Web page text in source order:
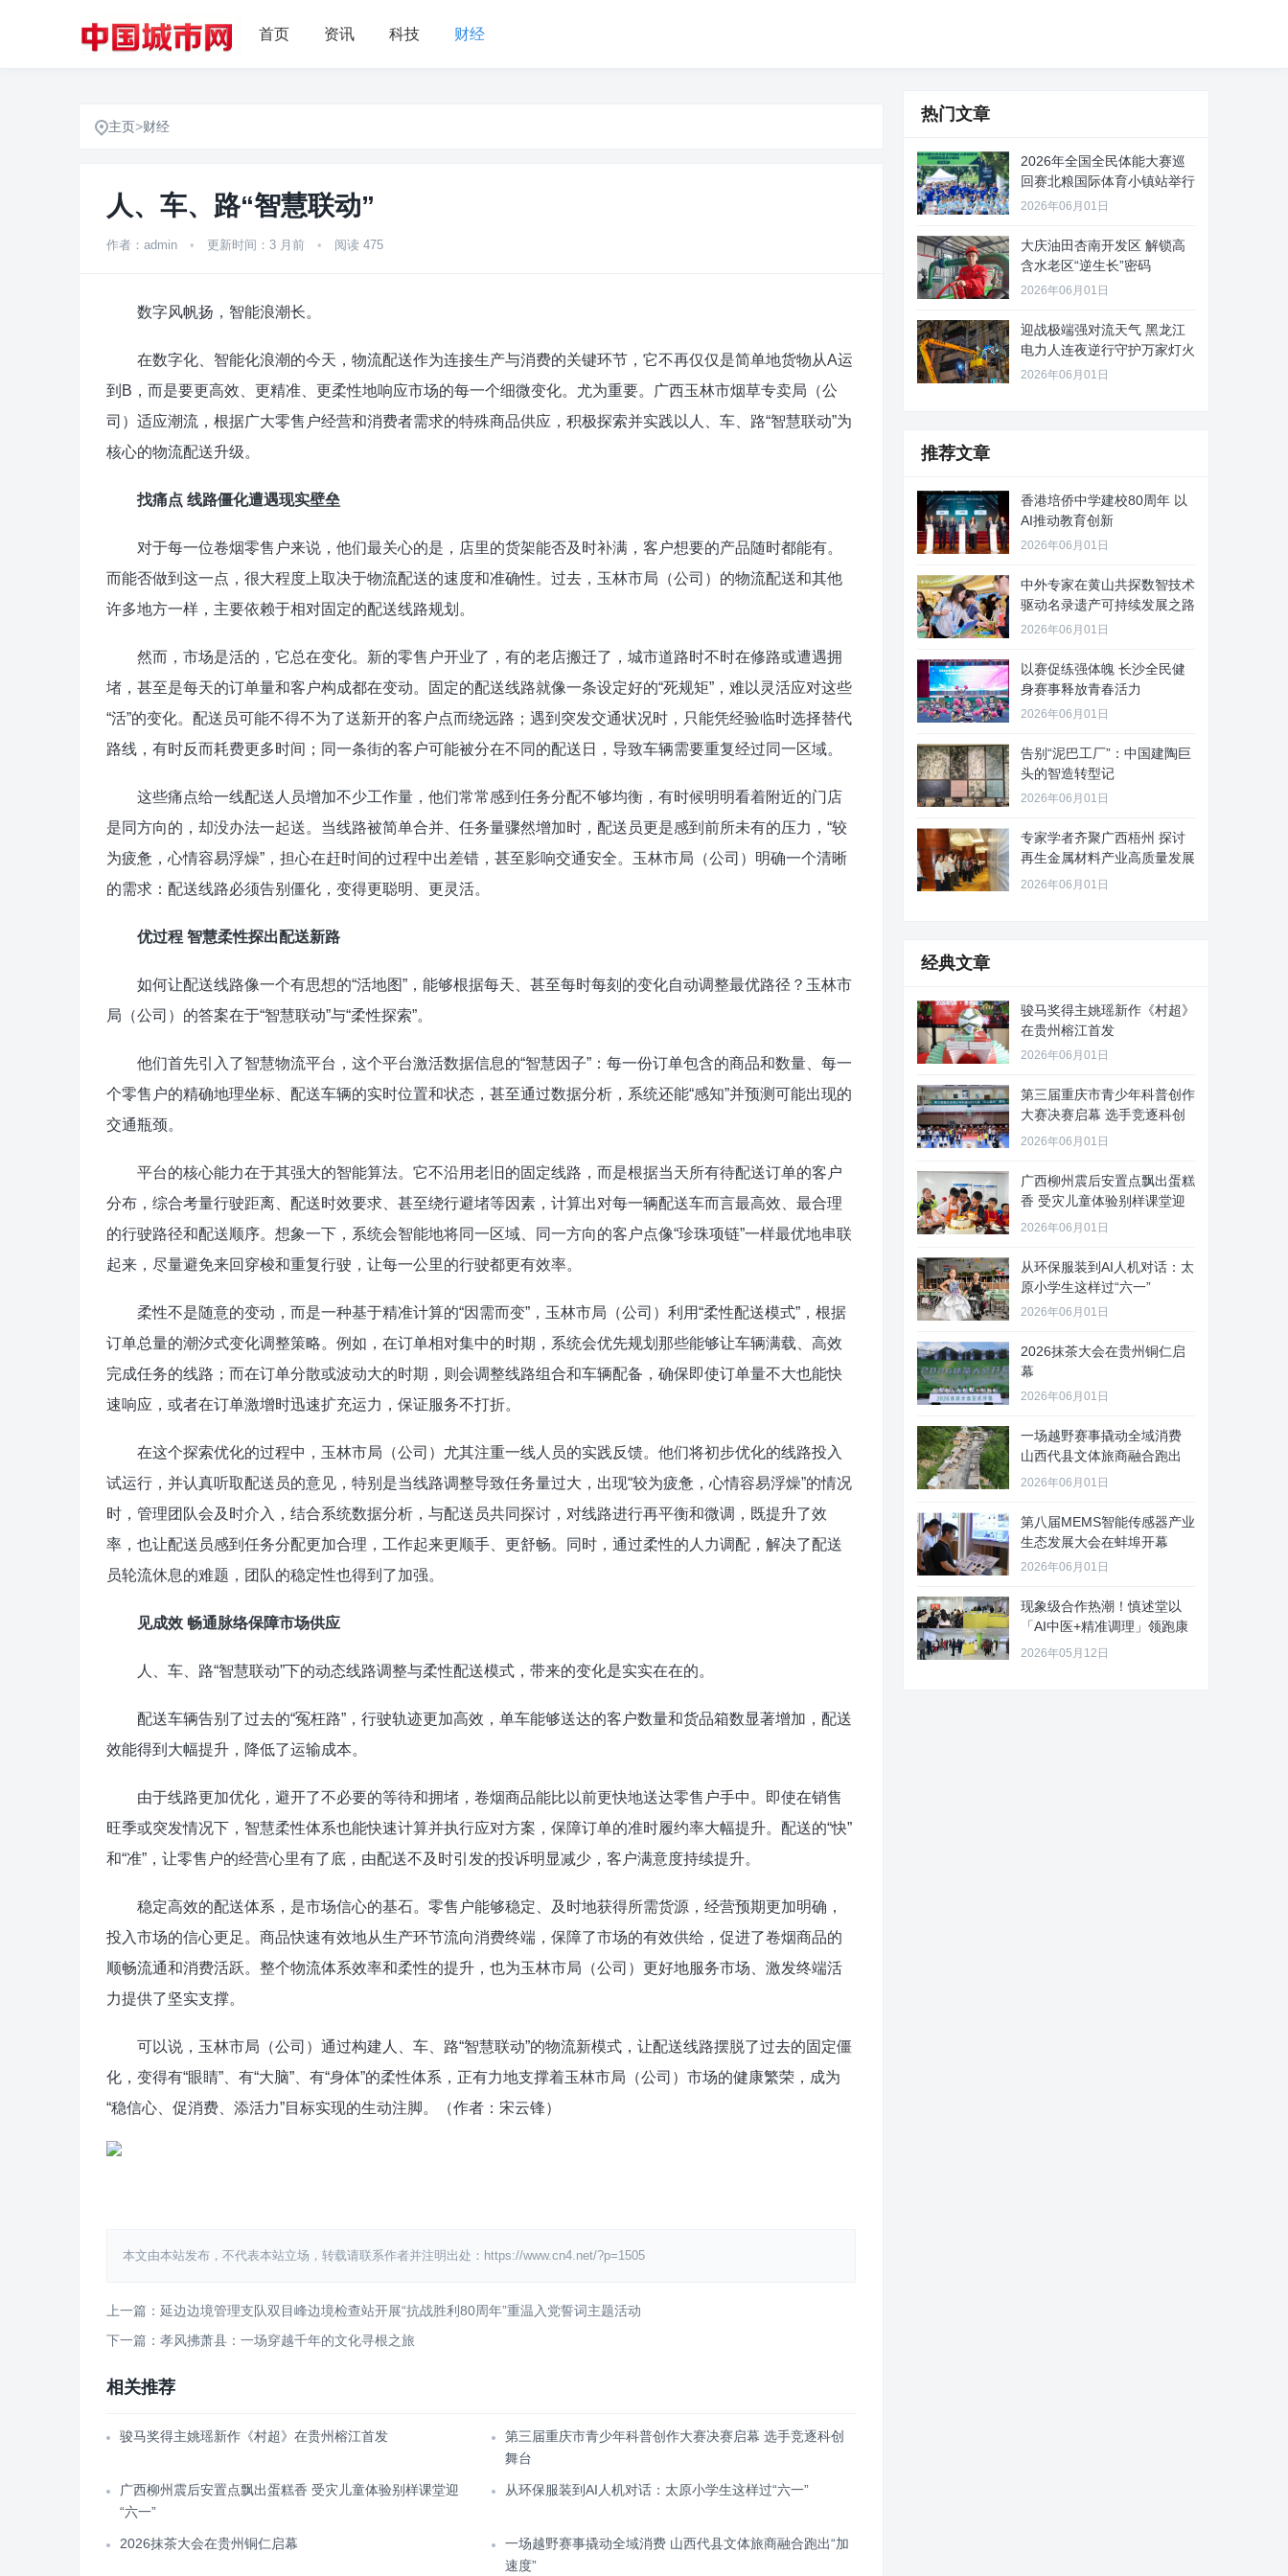
首页 资讯 科技 财经
主页>财经
人、车、路“智慧联动”
作者：admin • 更新时间：3 月前 • 阅读 475
数字风帆扬，智能浪潮长。
在数字化、智能化浪潮的今天，物流配送作为连接生产与消费的关键环节，它不再仅仅是简单地货物从A运
到B，而是要更高效、更精准、更柔性地响应市场的每一个细微变化。尤为重要。广西玉林市烟草专卖局（公
司）适应潮流，根据广大零售户经营和消费者需求的特殊商品供应，积极探索并实践以人、车、路“智慧联动”为
核心的物流配送升级。
找痛点 线路僵化遭遇现实壁垒
对于每一位卷烟零售户来说，他们最关心的是，店里的货架能否及时补满，客户想要的产品随时都能有。
而能否做到这一点，很大程度上取决于物流配送的速度和准确性。过去，玉林市局（公司）的物流配送和其他
许多地方一样，主要依赖于相对固定的配送线路规划。
然而，市场是活的，它总在变化。新的零售户开业了，有的老店搬迁了，城市道路时不时在修路或遭遇拥
堵，甚至是每天的订单量和客户构成都在变动。固定的配送线路就像一条设定好的“死规矩”，难以灵活应对这些
“活”的变化。配送员可能不得不为了送新开的客户点而绕远路；遇到突发交通状况时，只能凭经验临时选择替代
路线，有时反而耗费更多时间；同一条街的客户可能被分在不同的配送日，导致车辆需要重复经过同一区域。
这些痛点给一线配送人员增加不少工作量，他们常常感到任务分配不够均衡，有时候明明看着附近的门店
是同方向的，却没办法一起送。当线路被简单合并、任务量骤然增加时，配送员更是感到前所未有的压力，“较
为疲惫，心情容易浮燥”，担心在赶时间的过程中出差错，甚至影响交通安全。玉林市局（公司）明确一个清晰
的需求：配送线路必须告别僵化，变得更聪明、更灵活。
优过程 智慧柔性探出配送新路
如何让配送线路像一个有思想的“活地图”，能够根据每天、甚至每时每刻的变化自动调整最优路径？玉林市
局（公司）的答案在于“智慧联动”与“柔性探索”。
他们首先引入了智慧物流平台，这个平台激活数据信息的“智慧因子”：每一份订单包含的商品和数量、每一
个零售户的精确地理坐标、配送车辆的实时位置和状态，甚至通过数据分析，系统还能“感知”并预测可能出现的
交通瓶颈。
平台的核心能力在于其强大的智能算法。它不沿用老旧的固定线路，而是根据当天所有待配送订单的客户
分布，综合考量行驶距离、配送时效要求、甚至绕行避堵等因素，计算出对每一辆配送车而言最高效、最合理
的行驶路径和配送顺序。想象一下，系统会智能地将同一区域、同一方向的客户点像“珍珠项链”一样最优地串联
起来，尽量避免来回穿梭和重复行驶，让每一公里的行驶都更有效率。
柔性不是随意的变动，而是一种基于精准计算的“因需而变”，玉林市局（公司）利用“柔性配送模式”，根据
订单总量的潮汐式变化调整策略。例如，在订单相对集中的时期，系统会优先规划那些能够让车辆满载、高效
完成任务的线路；而在订单分散或波动大的时期，则会调整线路组合和车辆配备，确保即使订单量不大也能快
速响应，或者在订单激增时迅速扩充运力，保证服务不打折。
在这个探索优化的过程中，玉林市局（公司）尤其注重一线人员的实践反馈。他们将初步优化的线路投入
试运行，并认真听取配送员的意见，特别是当线路调整导致任务量过大，出现“较为疲惫，心情容易浮燥”的情况
时，管理团队会及时介入，结合系统数据分析，与配送员共同探讨，对线路进行再平衡和微调，既提升了效
率，也让配送员感到任务分配更加合理，工作起来更顺手、更舒畅。同时，通过柔性的人力调配，解决了配送
员轮流休息的难题，团队的稳定性也得到了加强。
见成效 畅通脉络保障市场供应
人、车、路“智慧联动”下的动态线路调整与柔性配送模式，带来的变化是实实在在的。
配送车辆告别了过去的“冤枉路”，行驶轨迹更加高效，单车能够送达的客户数量和货品箱数显著增加，配送
效能得到大幅提升，降低了运输成本。
由于线路更加优化，避开了不必要的等待和拥堵，卷烟商品能比以前更快地送达零售户手中。即使在销售
旺季或突发情况下，智慧柔性体系也能快速计算并执行应对方案，保障订单的准时履约率大幅提升。配送的“快”
和“准”，让零售户的经营心里有了底，由配送不及时引发的投诉明显减少，客户满意度持续提升。
稳定高效的配送体系，是市场信心的基石。零售户能够稳定、及时地获得所需货源，经营预期更加明确，
投入市场的信心更足。商品快速有效地从生产环节流向消费终端，保障了市场的有效供给，促进了卷烟商品的
顺畅流通和消费活跃。整个物流体系效率和柔性的提升，也为玉林市局（公司）更好地服务市场、激发终端活
力提供了坚实支撑。
可以说，玉林市局（公司）通过构建人、车、路“智慧联动”的物流新模式，让配送线路摆脱了过去的固定僵
化，变得有“眼睛”、有“大脑”、有“身体”的柔性体系，正有力地支撑着玉林市局（公司）市场的健康繁荣，成为
“稳信心、促消费、添活力”目标实现的生动注脚。（作者：宋云锋）
本文由本站发布，不代表本站立场，转载请联系作者并注明出处：https://www.cn4.net/?p=1505
上一篇：延边边境管理支队双目峰边境检查站开展“抗战胜利80周年”重温入党誓词主题活动
下一篇：孝风拂萧县：一场穿越千年的文化寻根之旅
相关推荐
骏马奖得主姚瑶新作《村超》在贵州榕江首发
第三届重庆市青少年科普创作大赛决赛启幕 选手竞逐科创
舞台
广西柳州震后安置点飘出蛋糕香 受灾儿童体验别样课堂迎
“六一”
从环保服装到AI人机对话：太原小学生这样过“六一”
2026抹茶大会在贵州铜仁启幕
一场越野赛事撬动全域消费 山西代县文体旅商融合跑出“加
速度”
热门文章
2026年全国全民体能大赛巡
回赛北粮国际体育小镇站举行
2026年06月01日
大庆油田杏南开发区 解锁高
含水老区“逆生长”密码
2026年06月01日
迎战极端强对流天气 黑龙江
电力人连夜逆行守护万家灯火
2026年06月01日
推荐文章
香港培侨中学建校80周年 以
AI推动教育创新
2026年06月01日
中外专家在黄山共探数智技术
驱动名录遗产可持续发展之路
2026年06月01日
以赛促练强体魄 长沙全民健
身赛事释放青春活力
2026年06月01日
告别“泥巴工厂”：中国建陶巨
头的智造转型记
2026年06月01日
专家学者齐聚广西梧州 探讨
再生金属材料产业高质量发展
路径
2026年06月01日
经典文章
骏马奖得主姚瑶新作《村超》
在贵州榕江首发
2026年06月01日
第三届重庆市青少年科普创作
大赛决赛启幕 选手竞逐科创
舞台
2026年06月01日
广西柳州震后安置点飘出蛋糕
香 受灾儿童体验别样课堂迎
“六
2026年06月01日
从环保服装到AI人机对话：太
原小学生这样过“六一”
2026年06月01日
2026抹茶大会在贵州铜仁启
幕
2026年06月01日
一场越野赛事撬动全域消费
山西代县文体旅商融合跑出
“加速
2026年06月01日
第八届MEMS智能传感器产业
生态发展大会在蚌埠开幕
2026年06月01日
现象级合作热潮！慎述堂以
「AI中医+精准调理」领跑康
养新
2026年05月12日